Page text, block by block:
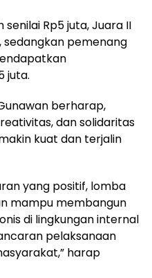
Rp5 juta, Juara II
sedangkan pemenang
juta.
berharap,
dan solidaritas
kuat dan terjalin
yang positif, lomba
mampu membangun
di lingkungan internal
pelaksanaan
harap